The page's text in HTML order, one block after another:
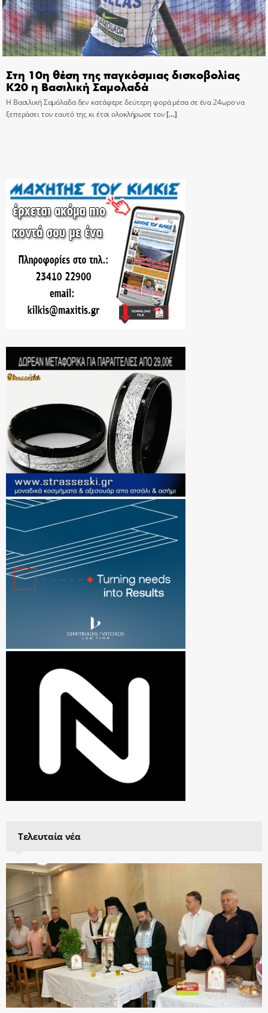
Στη 10η θέση της παγκόσμιας δισκοβολίας
Κ20 η Βασιλική Σαμολαδά
Η Βασιλική Σαμόλαδα δεν κατάφερε δεύτερη φορά μέσα σε ένα 24ωρο να
ξεπεράσει τον εαυτό της κι έτσι ολοκλήρωσε τον[…]
Τελευταία νέα